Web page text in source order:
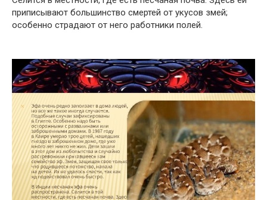
приписывают большинство смертей от укусов змей;
особенно страдают от него работники полей.